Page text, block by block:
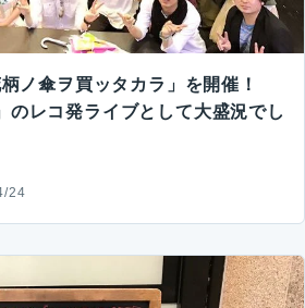
ノ傘ヲ買ッタカラ」を開催！
のレコ発ライブとして大盛況でし
24